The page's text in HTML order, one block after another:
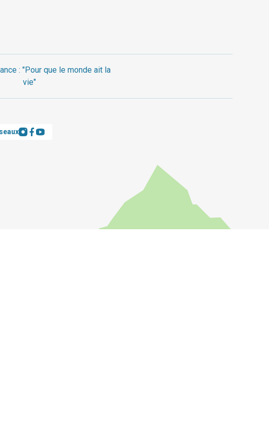
: "Pour que le monde ait la
vie"